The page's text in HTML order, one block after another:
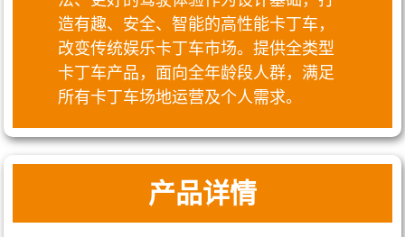
造有趣、安全、智能的高性能卡丁车，
改变传统娱乐卡丁车市场。提供全类型
卡丁车产品，面向全年龄段人群，满足
所有卡丁车场地运营及个人需求。
产品详情